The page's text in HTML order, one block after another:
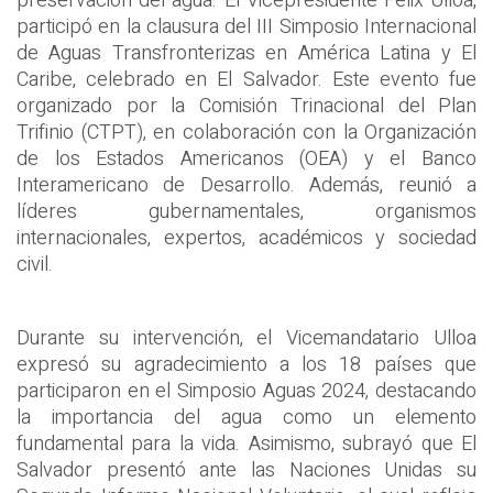
participó en la clausura del III Simposio Internacional
de Aguas Transfronterizas en América Latina y El
Caribe, celebrado en El Salvador. Este evento fue
organizado por la Comisión Trinacional del Plan
Trifinio (CTPT), en colaboración con la Organización
de los Estados Americanos (OEA) y el Banco
Interamericano de Desarrollo. Además, reunió a
líderes gubernamentales, organismos
internacionales, expertos, académicos y sociedad
civil.
Durante su intervención, el Vicemandatario Ulloa
expresó su agradecimiento a los 18 países que
participaron en el Simposio Aguas 2024, destacando
la importancia del agua como un elemento
fundamental para la vida. Asimismo, subrayó que El
Salvador presentó ante las Naciones Unidas su